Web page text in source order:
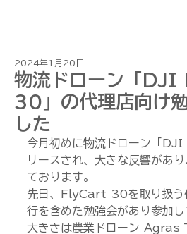
物流ドローン「
30」の代理店向け
した
2024年1月20日
今月初めに物流ドローン「
リースされ、大きな反響があ
ております。
先日、FlyCart 30を取り扱う
行を含めた勉強会があり参加し
大きさは農業ドローン Agras